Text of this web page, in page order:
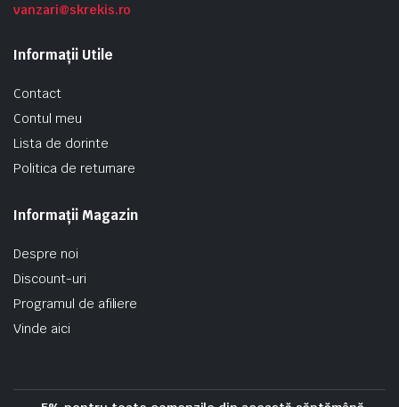
vanzari@skrekis.ro
Informații Utile
Contact
Contul meu
Lista de dorinte
Politica de returnare
Informații Magazin
Despre noi
Discount-uri
Programul de afiliere
Vinde aici